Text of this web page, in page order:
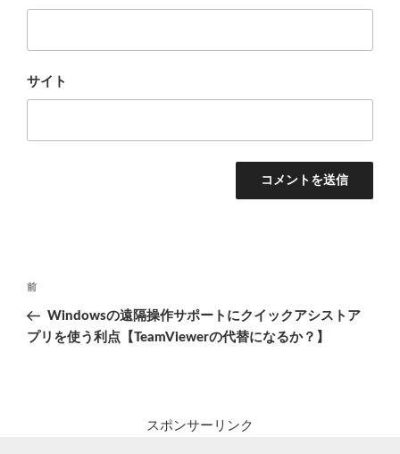
サイト
投
ナ
前
の
投
前
Windowsの遠隔操作サポートにクイックアシストア
プリを使う利点【TeamViewerの代替になるか？】
スポンサーリンク